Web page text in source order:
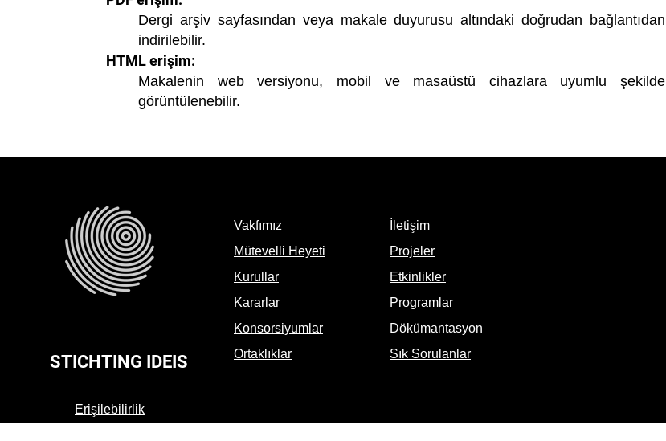
Dergi arşiv sayfasından veya makale duyurusu altındaki doğrudan bağlantıdan
indirilebilir.
HTML erişim:
Makalenin web versiyonu, mobil ve masaüstü cihazlara uyumlu şekilde
görüntülenebilir.
STICHTING IDEIS
Vakfımız
Mütevelli Heyeti
Kurullar
Kararlar
Konsorsiyumlar
Ortaklıklar
İletişim
Projeler
Etkinlikler
Programlar
Dökümantasyon
Sık Sorulanlar
Erişilebilirlik